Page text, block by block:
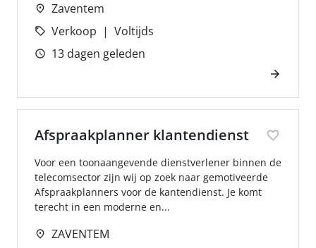
Zaventem
Verkoop
Voltijds
13 dagen geleden
Afspraakplanner klantendienst
Voor een toonaangevende dienstverlener binnen de
telecomsector zijn wij op zoek naar gemotiveerde
Afspraakplanners voor de kantendienst. Je komt
terecht in een moderne en...
ZAVENTEM